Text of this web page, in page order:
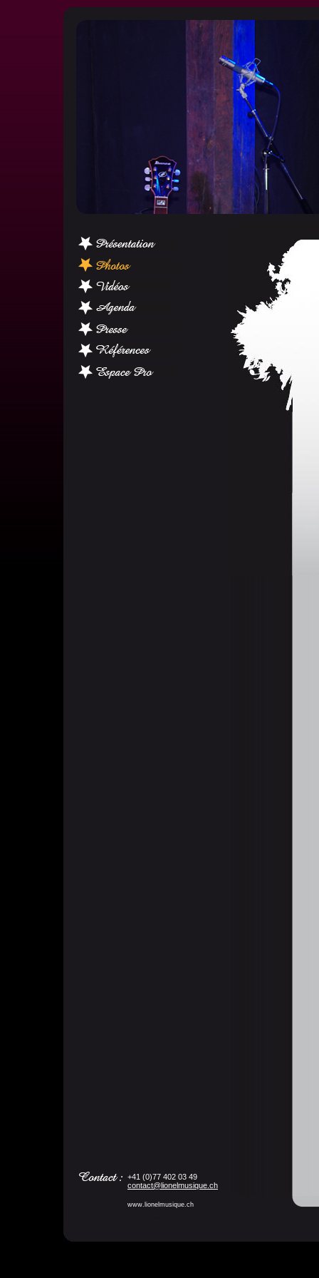
+41 (0)77 402 03 49
contact@lionelmusique.ch
www.lionelmusique.ch